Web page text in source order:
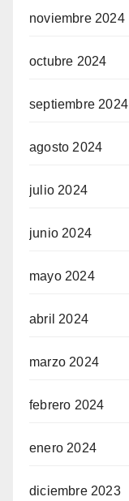
noviembre 2024
octubre 2024
septiembre 2024
agosto 2024
julio 2024
junio 2024
mayo 2024
abril 2024
marzo 2024
febrero 2024
enero 2024
diciembre 2023